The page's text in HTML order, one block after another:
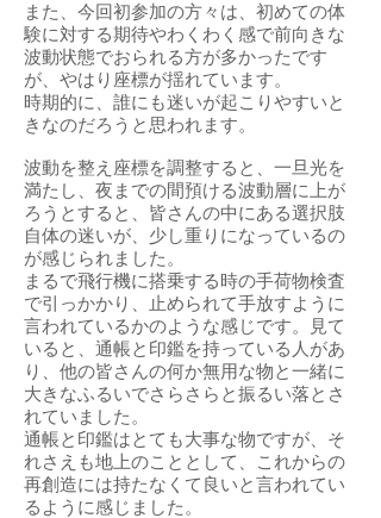
また、今回初参加の方々は、初めての体
験に対する期待やわくわく感で前向きな
波動状態でおられる方が多かったです
が、やはり座標が揺れています。
時期的に、誰にも迷いが起こりやすいと
きなのだろうと思われます。
波動を整え座標を調整すると、一旦光を
満たし、夜までの間預ける波動層に上が
ろうとすると、皆さんの中にある選択肢
自体の迷いが、少し重りになっているの
が感じられました。
まるで飛行機に搭乗する時の手荷物検査
で引っかかり、止められて手放すように
言われているかのような感じです。見て
いると、通帳と印鑑を持っている人があ
り、他の皆さんの何か無用な物と一緒に
大きなふるいでさらさらと振るい落とさ
れていました。
通帳と印鑑はとても大事な物ですが、そ
れさえも地上のこととして、これからの
再創造には持たなくて良いと言われてい
るように感じました。